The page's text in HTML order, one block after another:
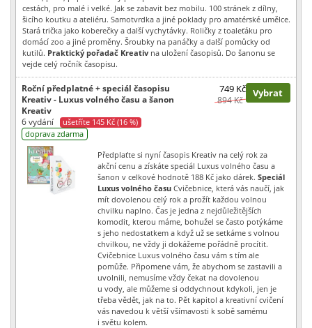
cestách, pro malé i velké. Jak se zabavit bez mobilu. 100 stránek z dílny,
šicího koutku a ateliéru. Samotvrdka a jiné poklady pro amatérské umělce.
Stará trička jako koberečky a další vychytávky. Roličky z toaleťáku pro
domácí zoo a jiné proměny. Šroubky na panáčky a další pomůcky od
kutilů. Praktický pořadač Kreativ na uložení časopisů. Do šanonu se
vejde celý ročník časopisu.
Roční předplatné + speciál časopisu
Kreativ - Luxus volného času a šanon
Kreativ
6 vydání
ušetříte 145 Kč (16 %)
doprava zdarma
749 Kč
894 Kč
Vybrat
Předplaťte si nyní časopis Kreativ na celý rok za
akční cenu a získáte speciál Luxus volného času a
šanon v celkové hodnotě 188 Kč jako dárek. Speciál
Luxus volného času Cvičebnice, která vás naučí, jak
mít dovolenou celý rok a prožít každou volnou
chvilku naplno. Čas je jedna z nejdůležitějších
komodit, kterou máme, bohužel se často potýkáme
s jeho nedostatkem a když už se setkáme s volnou
chvilkou, ne vždy ji dokážeme pořádně procítit.
Cvičebnice Luxus volného času vám s tím ale
pomůže. Připomene vám, že abychom se zastavili a
uvolnili, nemusíme vždy čekat na dovolenou
u vody, ale můžeme si oddychnout kdykoli, jen je
třeba vědět, jak na to. Pět kapitol a kreativní cvičení
vás navedou k větší všímavosti k sobě samému
i světu kolem.